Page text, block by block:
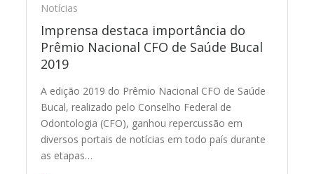
Notícias
Imprensa destaca importância do
Prêmio Nacional CFO de Saúde Bucal
2019
A edição 2019 do Prêmio Nacional CFO de Saúde
Bucal, realizado pelo Conselho Federal de
Odontologia (CFO), ganhou repercussão em
diversos portais de notícias em todo país durante
as etapas…